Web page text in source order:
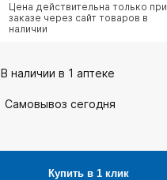
Цена действительна только при
заказе через сайт товаров в
наличии
В наличии в 1 аптеке
Самовывоз сегодня
Купить в 1 клик